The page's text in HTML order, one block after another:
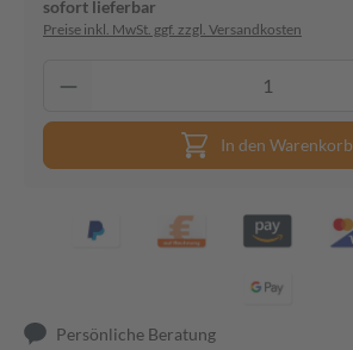
sofort lieferbar
Preise inkl. MwSt. ggf. zzgl. Versandkosten
In den Warenkorb
Persönliche Beratung